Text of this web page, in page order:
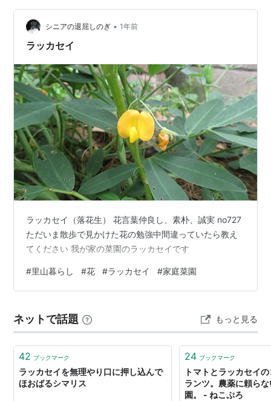
:植物
シニアの退屈しのぎ • 1年前
ラッカセイ
ラッカセイ（落花生） 花言葉仲良し、素朴、誠実 no727
ただいま散歩で見かけた花の勉強中間違っていたら教え
てください 我が家の菜園のラッカセイです
#里山暮らし #花 #ラッカセイ #家庭菜園
ネットで話題 もっと見る
42 ブックマーク
ラッカセイを無理やり口に押し込んで
ほおばるシマリス
24 ブックマーク
トマトとラッカセイ
ランツ。農薬に頼ら
園。 - ねこぷろ